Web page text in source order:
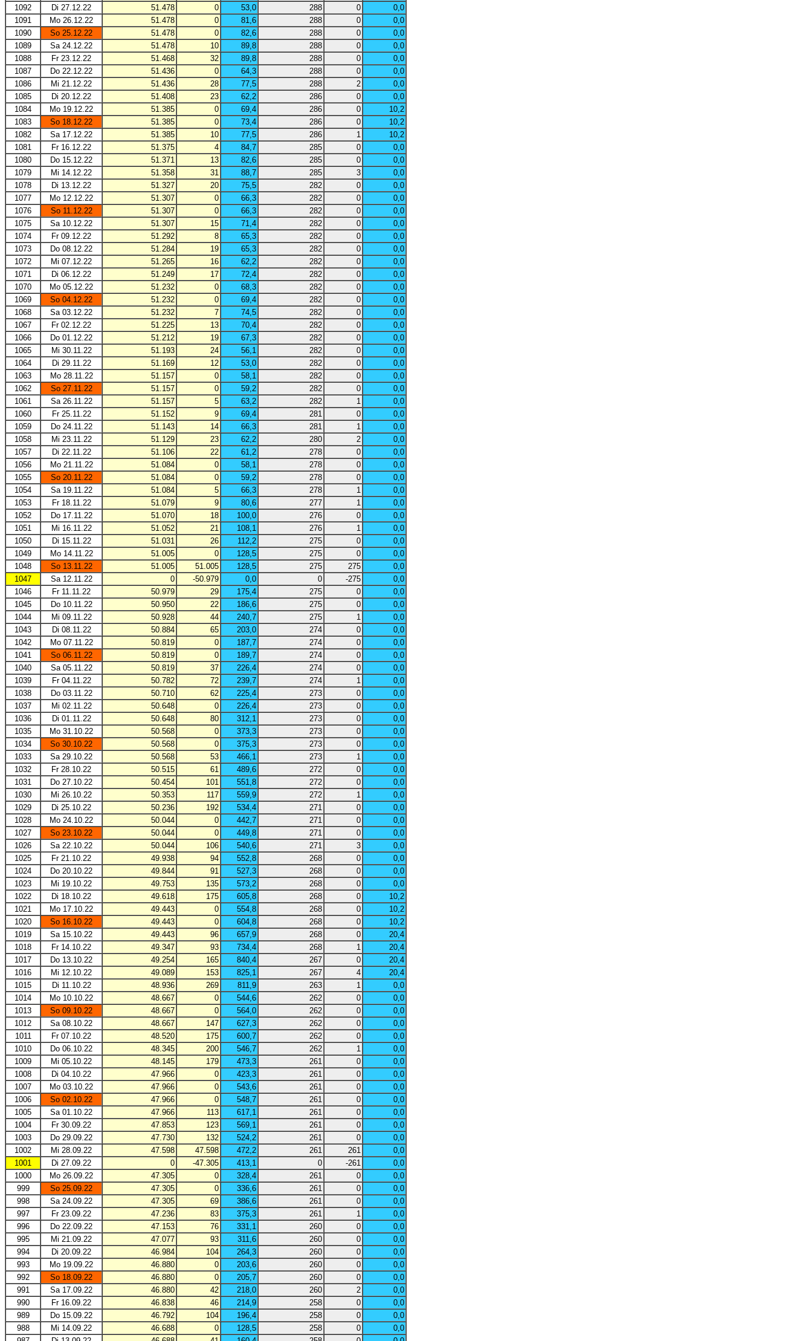
1092
Di 27.12.22 51.478 0 53,0 288 0
0,0
1091
Mo 26.12.22 51.478 0 81,6 288 0
0,0
1090
So 25.12.22 51.478 0 82,6 288 0
0,0
1089
Sa 24.12.22 51.478 10 89,8 288 0
0,0
1088
Fr 23.12.22 51.468 32 89,8 288 0
0,0
1087
Do 22.12.22 51.436 0 64,3 288 0
0,0
1086
Mi 21.12.22 51.436 28 77,5 288 2
0,0
1085
Di 20.12.22 51.408 23 62,2 286 0
0,0
1084
Mo 19.12.22 51.385 0 69,4 286 0
10,2
1083
So 18.12.22 51.385 0 73,4 286 0
10,2
1082
Sa 17.12.22 51.385 10 77,5 286 1
10,2
1081
Fr 16.12.22 51.375 4 84,7 285 0
0,0
1080
Do 15.12.22 51.371 13 82,6 285 0
0,0
1079
Mi 14.12.22 51.358 31 88,7 285 3
0,0
1078
Di 13.12.22 51.327 20 75,5 282 0
0,0
1077
Mo 12.12.22 51.307 0 66,3 282 0
0,0
1076
So 11.12.22 51.307 0 66,3 282 0
0,0
1075
Sa 10.12.22 51.307 15 71,4 282 0
0,0
1074
Fr 09.12.22 51.292 8 65,3 282 0
0,0
1073
Do 08.12.22 51.284 19 65,3 282 0
0,0
1072
Mi 07.12.22 51.265 16 62,2 282 0
0,0
1071
Di 06.12.22 51.249 17 72,4 282 0
0,0
1070
Mo 05.12.22 51.232 0 68,3 282 0
0,0
1069
So 04.12.22 51.232 0 69,4 282 0
0,0
1068
Sa 03.12.22 51.232 7 74,5 282 0
0,0
1067
Fr 02.12.22 51.225 13 70,4 282 0
0,0
1066
Do 01.12.22 51.212 19 67,3 282 0
0,0
1065
Mi 30.11.22 51.193 24 56,1 282 0
0,0
1064
Di 29.11.22 51.169 12 53,0 282 0
0,0
1063
Mo 28.11.22 51.157 0 58,1 282 0
0,0
1062
So 27.11.22 51.157 0 59,2 282 0
0,0
1061
Sa 26.11.22 51.157 5 63,2 282 1
0,0
1060
Fr 25.11.22 51.152 9 69,4 281 0
0,0
1059
Do 24.11.22 51.143 14 66,3 281 1
0,0
1058
Mi 23.11.22 51.129 23 62,2 280 2
0,0
1057
Di 22.11.22 51.106 22 61,2 278 0
0,0
1056
Mo 21.11.22 51.084 0 58,1 278 0
0,0
1055
So 20.11.22 51.084 0 59,2 278 0
0,0
1054
Sa 19.11.22 51.084 5 66,3 278 1
0,0
1053
Fr 18.11.22 51.079 9 80,6 277 1
0,0
1052
Do 17.11.22 51.070 18 100,0 276 0
0,0
1051
Mi 16.11.22 51.052 21 108,1 276 1
0,0
1050
Di 15.11.22 51.031 26 112,2 275 0
0,0
1049
Mo 14.11.22 51.005 0 128,5 275 0
0,0
1048
So 13.11.22 51.005 51.005 128,5 275 275
0,0
1047
Sa 12.11.22 0 -50.979 0,0 0 -275
0,0
1046
Fr 11.11.22 50.979 29 175,4 275 0
0,0
1045
Do 10.11.22 50.950 22 186,6 275 0
0,0
1044
Mi 09.11.22 50.928 44 240,7 275 1
0,0
1043
Di 08.11.22 50.884 65 203,0 274 0
0,0
1042
Mo 07.11.22 50.819 0 187,7 274 0
0,0
1041
So 06.11.22 50.819 0 189,7 274 0
0,0
1040
Sa 05.11.22 50.819 37 226,4 274 0
0,0
1039
Fr 04.11.22 50.782 72 239,7 274 1
0,0
1038
Do 03.11.22 50.710 62 225,4 273 0
0,0
1037
Mi 02.11.22 50.648 0 226,4 273 0
0,0
1036
Di 01.11.22 50.648 80 312,1 273 0
0,0
1035
Mo 31.10.22 50.568 0 373,3 273 0
0,0
1034
So 30.10.22 50.568 0 375,3 273 0
0,0
1033
Sa 29.10.22 50.568 53 466,1 273 1
0,0
1032
Fr 28.10.22 50.515 61 489,6 272 0
0,0
1031
Do 27.10.22 50.454 101 551,8 272 0
0,0
1030
Mi 26.10.22 50.353 117 559,9 272 1
0,0
1029
Di 25.10.22 50.236 192 534,4 271 0
0,0
1028
Mo 24.10.22 50.044 0 442,7 271 0
0,0
1027
So 23.10.22 50.044 0 449,8 271 0
0,0
1026
Sa 22.10.22 50.044 106 540,6 271 3
0,0
1025
Fr 21.10.22 49.938 94 552,8 268 0
0,0
1024
Do 20.10.22 49.844 91 527,3 268 0
0,0
1023
Mi 19.10.22 49.753 135 573,2 268 0
0,0
1022
Di 18.10.22 49.618 175 605,8 268 0
10,2
1021
Mo 17.10.22 49.443 0 554,8 268 0
10,2
1020
So 16.10.22 49.443 0 604,8 268 0
10,2
1019
Sa 15.10.22 49.443 96 657,9 268 0
20,4
1018
Fr 14.10.22 49.347 93 734,4 268 1
20,4
1017
Do 13.10.22 49.254 165 840,4 267 0
20,4
1016
Mi 12.10.22 49.089 153 825,1 267 4
20,4
1015
Di 11.10.22 48.936 269 811,9 263 1
0,0
1014
Mo 10.10.22 48.667 0 544,6 262 0
0,0
1013
So 09.10.22 48.667 0 564,0 262 0
0,0
1012
Sa 08.10.22 48.667 147 627,3 262 0
0,0
1011
Fr 07.10.22 48.520 175 600,7 262 0
0,0
1010
Do 06.10.22 48.345 200 546,7 262 1
0,0
1009
Mi 05.10.22 48.145 179 473,3 261 0
0,0
1008
Di 04.10.22 47.966 0 423,3 261 0
0,0
1007
Mo 03.10.22 47.966 0 543,6 261 0
0,0
1006
So 02.10.22 47.966 0 548,7 261 0
0,0
1005
Sa 01.10.22 47.966 113 617,1 261 0
0,0
1004
Fr 30.09.22 47.853 123 569,1 261 0
0,0
1003
Do 29.09.22 47.730 132 524,2 261 0
0,0
1002
Mi 28.09.22 47.598 47.598 472,2 261 261
0,0
1001
Di 27.09.22 0 -47.305 413,1 0 -261
0,0
1000
Mo 26.09.22 47.305 0 328,4 261 0
0,0
999
So 25.09.22 47.305 0 336,6 261 0
0,0
998
Sa 24.09.22 47.305 69 386,6 261 0
0,0
997
Fr 23.09.22 47.236 83 375,3 261 1
0,0
996
Do 22.09.22 47.153 76 331,1 260 0
0,0
995
Mi 21.09.22 47.077 93 311,6 260 0
0,0
994
Di 20.09.22 46.984 104 264,3 260 0
0,0
993
Mo 19.09.22 46.880 0 203,6 260 0
0,0
992
So 18.09.22 46.880 0 205,7 260 0
0,0
991
Sa 17.09.22 46.880 42 218,0 260 2
0,0
990
Fr 16.09.22 46.838 46 214,9 258 0
0,0
989
Do 15.09.22 46.792 104 196,4 258 0
0,0
988
Mi 14.09.22 46.688 0 128,5 258 0
0,0